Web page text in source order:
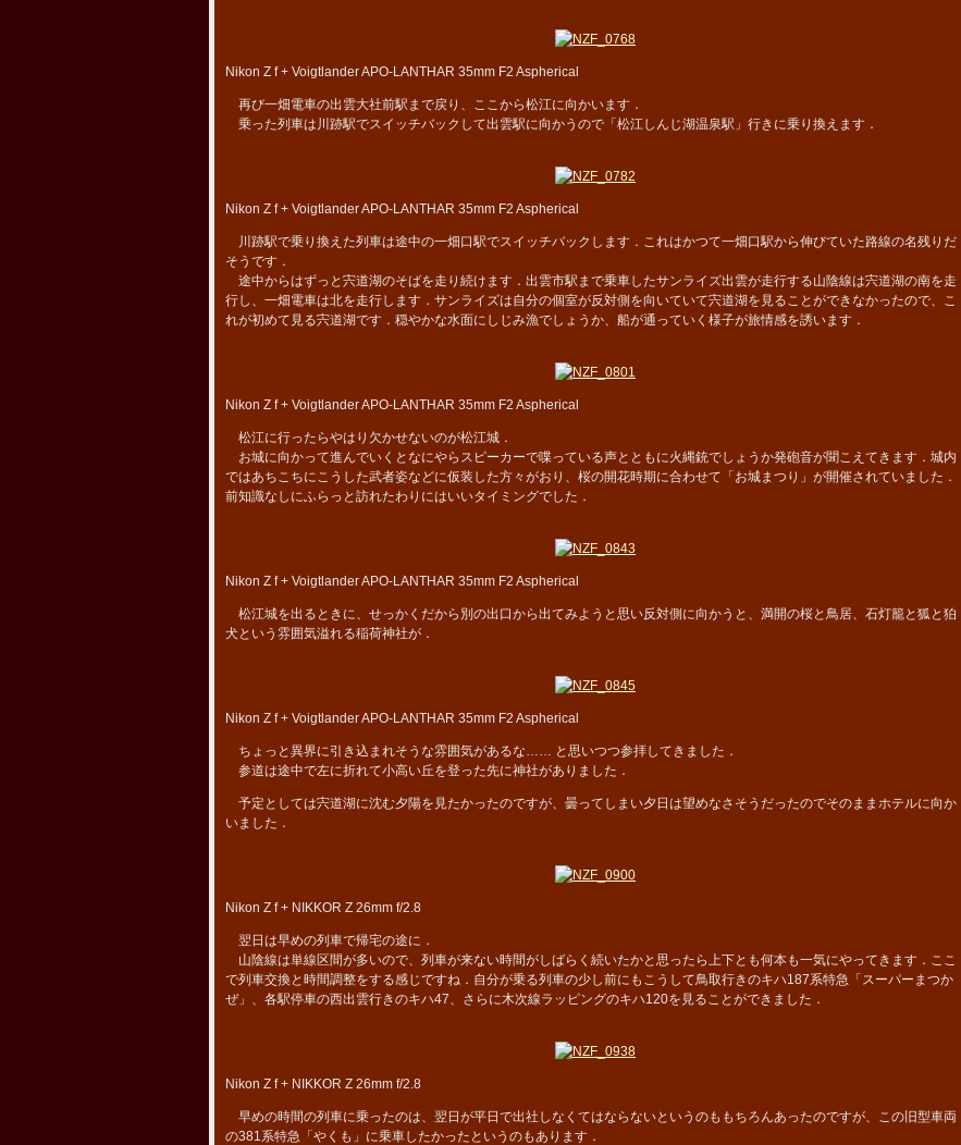
Nikon Z f + Voigtlander APO-LANTHAR 35mm F2 Aspherical
再び一畑電車の出雲大社前駅まで戻り、ここから松江に向かいます．
乗った列車は川跡駅でスイッチバックして出雲駅に向かうので「松江しんじ湖温泉駅」行きに乗り換えます．
Nikon Z f + Voigtlander APO-LANTHAR 35mm F2 Aspherical
川跡駅で乗り換えた列車は途中の一畑口駅でスイッチバックします．これはかつて一畑口駅から伸びていた路線の名残りだ
そうです．
途中からはずっと宍道湖のそばを走り続けます．出雲市駅まで乗車したサンライズ出雲が走行する山陰線は宍道湖の南を走
行し、一畑電車は北を走行します．サンライズは自分の個室が反対側を向いていて宍道湖を見ることができなかったので、こ
れが初めて見る宍道湖です．穏やかな水面にしじみ漁でしょうか、船が通っていく様子が旅情感を誘います．
Nikon Z f + Voigtlander APO-LANTHAR 35mm F2 Aspherical
松江に行ったらやはり欠かせないのが松江城．
お城に向かって進んでいくとなにやらスピーカーで喋っている声とともに火縄銃でしょうか発砲音が聞こえてきます．城内
ではあちこちにこうした武者姿などに仮装した方々がおり、桜の開花時期に合わせて「お城まつり」が開催されていました．
前知識なしにふらっと訪れたわりにはいいタイミングでした．
Nikon Z f + Voigtlander APO-LANTHAR 35mm F2 Aspherical
松江城を出るときに、せっかくだから別の出口から出てみようと思い反対側に向かうと、満開の桜と鳥居、石灯籠と狐と狛
犬という雰囲気溢れる稲荷神社が．
Nikon Z f + Voigtlander APO-LANTHAR 35mm F2 Aspherical
ちょっと異界に引き込まれそうな雰囲気があるな…… と思いつつ参拝してきました．
参道は途中で左に折れて小高い丘を登った先に神社がありました．
予定としては宍道湖に沈む夕陽を見たかったのですが、曇ってしまい夕日は望めなさそうだったのでそのままホテルに向か
いました．
Nikon Z f + NIKKOR Z 26mm f/2.8
翌日は早めの列車で帰宅の途に．
山陰線は単線区間が多いので、列車が来ない時間がしばらく続いたかと思ったら上下とも何本も一気にやってきます．ここ
で列車交換と時間調整をする感じですね．自分が乗る列車の少し前にもこうして鳥取行きのキハ187系特急「スーパーまつか
ぜ」、各駅停車の西出雲行きのキハ47、さらに木次線ラッピングのキハ120を見ることができました．
Nikon Z f + NIKKOR Z 26mm f/2.8
早めの時間の列車に乗ったのは、翌日が平日で出社しなくてはならないというのももちろんあったのですが、この旧型車両
の381系特急「やくも」に乗車したかったというのもあります．